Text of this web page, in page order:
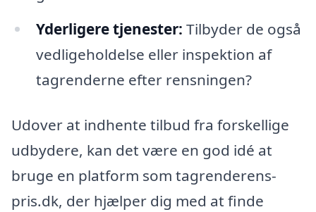
Yderligere tjenester: Tilbyder de også
vedligeholdelse eller inspektion af
tagrenderne efter rensningen?
Udover at indhente tilbud fra forskellige
udbydere, kan det være en god idé at
bruge en platform som tagrenderens-
pris.dk, der hjælper dig med at finde